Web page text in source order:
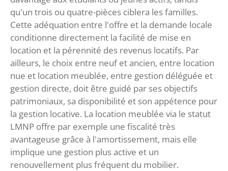
qu'un trois ou quatre-pièces ciblera les familles.
Cette adéquation entre l'offre et la demande locale
conditionne directement la facilité de mise en
location et la pérennité des revenus locatifs. Par
ailleurs, le choix entre neuf et ancien, entre location
nue et location meublée, entre gestion déléguée et
gestion directe, doit être guidé par ses objectifs
patrimoniaux, sa disponibilité et son appétence pour
la gestion locative. La location meublée via le statut
LMNP offre par exemple une fiscalité très
avantageuse grâce à l'amortissement, mais elle
implique une gestion plus active et un
renouvellement plus fréquent du mobilier.